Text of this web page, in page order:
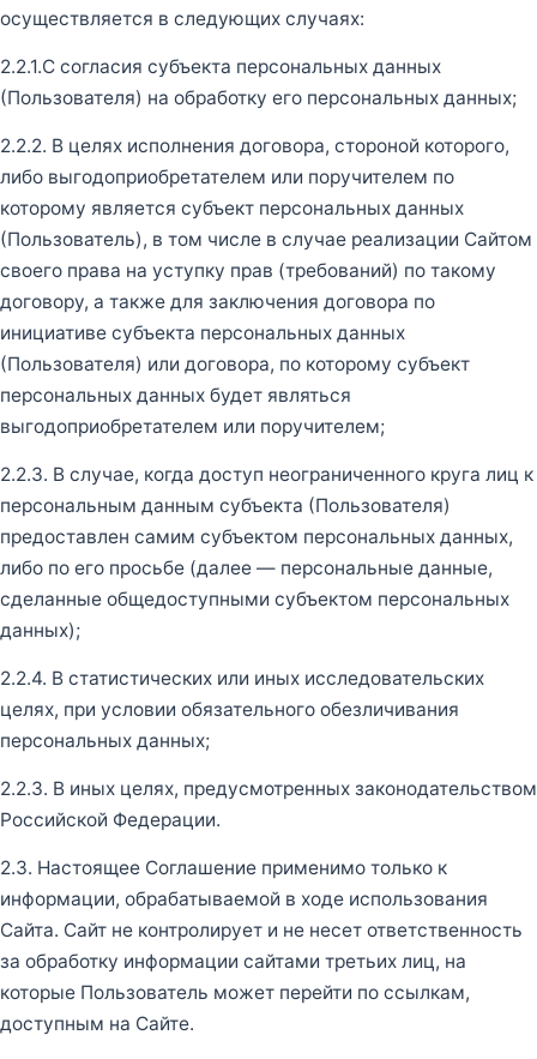
осуществляется в следующих случаях:
2.2.1.С согласия субъекта персональных данных
(Пользователя) на обработку его персональных данных;
2.2.2. В целях исполнения договора, стороной которого,
либо выгодоприобретателем или поручителем по
которому является субъект персональных данных
(Пользователь), в том числе в случае реализации Сайтом
своего права на уступку прав (требований) по такому
договору, а также для заключения договора по
инициативе субъекта персональных данных
(Пользователя) или договора, по которому субъект
персональных данных будет являться
выгодоприобретателем или поручителем;
2.2.3. В случае, когда доступ неограниченного круга лиц к
персональным данным субъекта (Пользователя)
предоставлен самим субъектом персональных данных,
либо по его просьбе (далее — персональные данные,
сделанные общедоступными субъектом персональных
данных);
2.2.4. В статистических или иных исследовательских
целях, при условии обязательного обезличивания
персональных данных;
2.2.3. В иных целях, предусмотренных законодательством
Российской Федерации.
2.3. Настоящее Соглашение применимо только к
информации, обрабатываемой в ходе использования
Сайта. Сайт не контролирует и не несет ответственность
за обработку информации сайтами третьих лиц, на
которые Пользователь может перейти по ссылкам,
доступным на Сайте.